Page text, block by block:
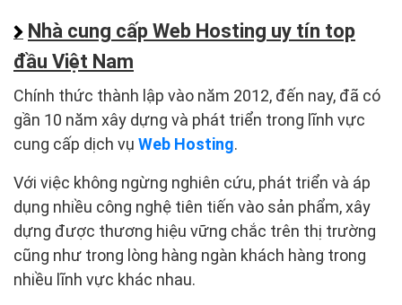
Nhà cung cấp Web Hosting uy tín top
đầu Việt Nam
Chính thức thành lập vào năm 2012, đến nay, đã có
gần 10 năm xây dựng và phát triển trong lĩnh vực
cung cấp dịch vụ Web Hosting.
Với việc không ngừng nghiên cứu, phát triển và áp
dụng nhiều công nghệ tiên tiến vào sản phẩm, xây
dựng được thương hiệu vững chắc trên thị trường
cũng như trong lòng hàng ngàn khách hàng trong
nhiều lĩnh vực khác nhau.